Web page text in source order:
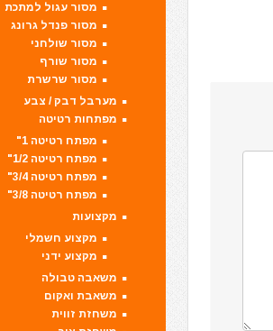
מסור עגול למתכת
מסור פנדל גרונג
מסור שולחני
מסור שורף
מסור שרשרת
מערבל דבק / צבע
מפתחות רטיטה
מפתח רטיטה 1"
מפתח רטיטה 1/2"
מפתח רטיטה 3/4"
מפתח רטיטה 3/8"
מקצועות
מקצוע חשמלי
מקצוע ידני
משאבה טבולה
משאבת ואקום
משחזת זווית